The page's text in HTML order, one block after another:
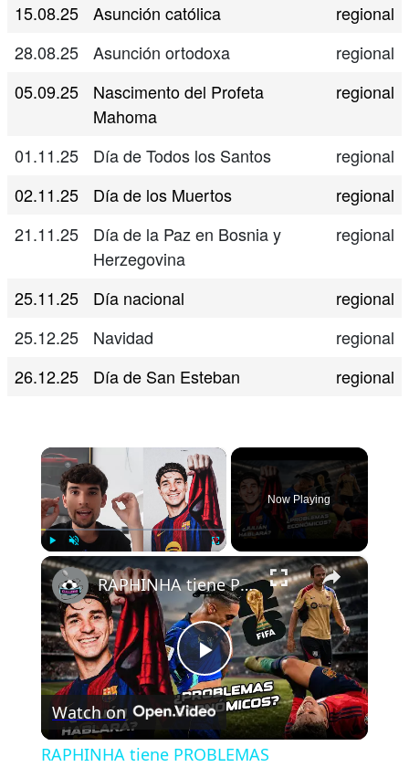
15.08.25
Asunción católica
regional
28.08.25
Asunción ortodoxa
regional
05.09.25
Nascimento del Profeta
Mahoma
regional
01.11.25 Día de Todos los Santos
regional
02.11.25
Día de los Muertos
regional
21.11.25
Día de la Paz en Bosnia y
Herzegovina
regional
25.11.25 Día nacional
regional
25.12.25
Navidad
regional
26.12.25
Día de San Esteban regional
×
Play Unmute Fullscreen
Now Playing
×
Play
Video
RAPHINHA tiene PROBLEMAS ECONÓMICOS? | JULIÁN ÁLVAREZ hablará PRONTO | Actualidad MUNDIAL 2026...
Watch on
RAPHINHA tiene PROBLEMAS